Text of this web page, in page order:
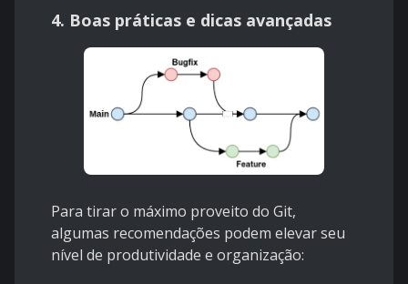
4. Boas práticas e dicas avançadas
Para tirar o máximo proveito do Git,
algumas recomendações podem elevar seu
nível de produtividade e organização: